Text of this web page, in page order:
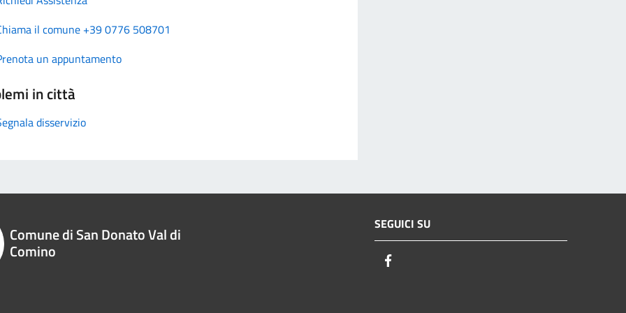
il comune +39 0776 508701
un appuntamento
in città
disservizio
Comune di San Donato Val di
Comino
SEGUICI SU